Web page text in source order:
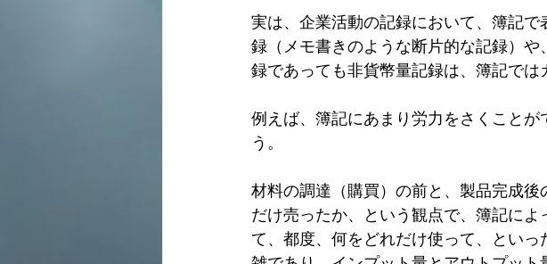
実は、企業活動の記録において、簿記
録（メモ書きのような断片的な記録）
録であっても非貨幣量記録は、簿記では
例えば、簿記にあまり労力をさくこと
う。
材料の調達（購買）の前と、製品完成
だけ売ったか、という観点で、簿記に
て、都度、何をどれだけ使って、とい